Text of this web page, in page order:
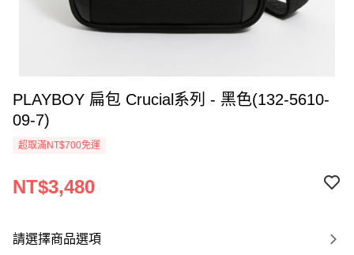
PLAYBOY 扁包 Crucial系列 - 黑色(132-5610-
09-7)
超取滿NT$700免運
NT$3,480
請選擇商品選項